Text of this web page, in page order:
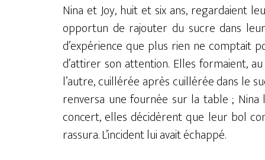
Nina et Joy, huit et six ans, regardaient
opportun de rajouter du sucre dans
d’expérience que plus rien ne comptait
d’attirer son attention. Elles formaient,
l’autre, cuillérée après cuillérée dans le
renversa une fournée sur la table ;
concert, elles décidèrent que leur bol
rassura. L’incident lui avait échappé.